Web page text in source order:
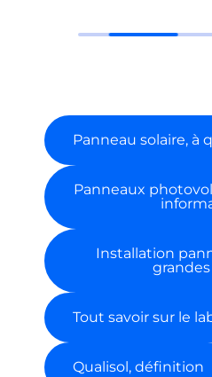
Panneau solaire, à
Panneaux
Installation
Tout savoir sur le
Qualisol, définition